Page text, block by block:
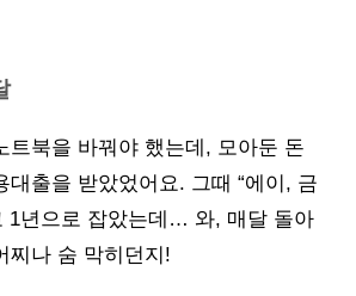
트북을 바꿔야 했는데, 모아둔 돈
대출을 받았었어요. 그때 “에이, 금
1년으로 잡았는데… 와, 매달 돌아
찌나 숨 막히던지!